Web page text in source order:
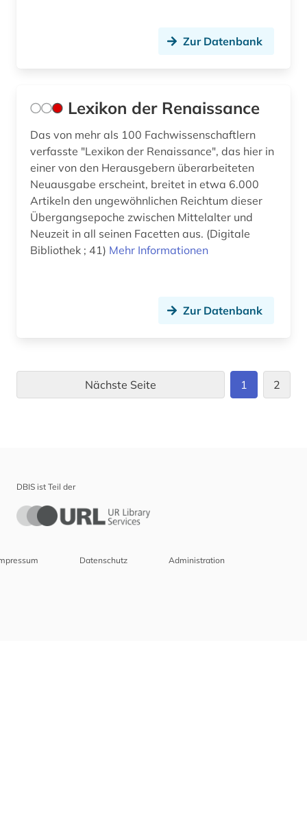
Zur Datenbank
Lexikon der Renaissance
Das von mehr als 100 Fachwissenschaftlern
verfasste "Lexikon der Renaissance", das hier in
einer von den Herausgebern überarbeiteten
Neuausgabe erscheint, breitet in etwa 6.000
Artikeln den ungewöhnlichen Reichtum dieser
Übergangsepoche zwischen Mittelalter und
Neuzeit in all seinen Facetten aus. (Digitale
Bibliothek ; 41) Mehr Informationen
Zur Datenbank
Nächste Seite 1 2
DBIS ist Teil der
Datenschutz Administration